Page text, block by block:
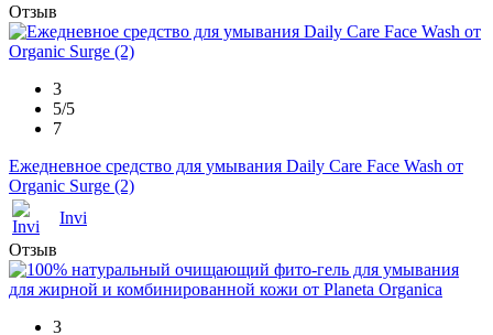
Отзыв
3
5/5
7
Ежедневное средство для умывания Daily Care Face Wash от
Organic Surge (2)
Invi
Отзыв
3